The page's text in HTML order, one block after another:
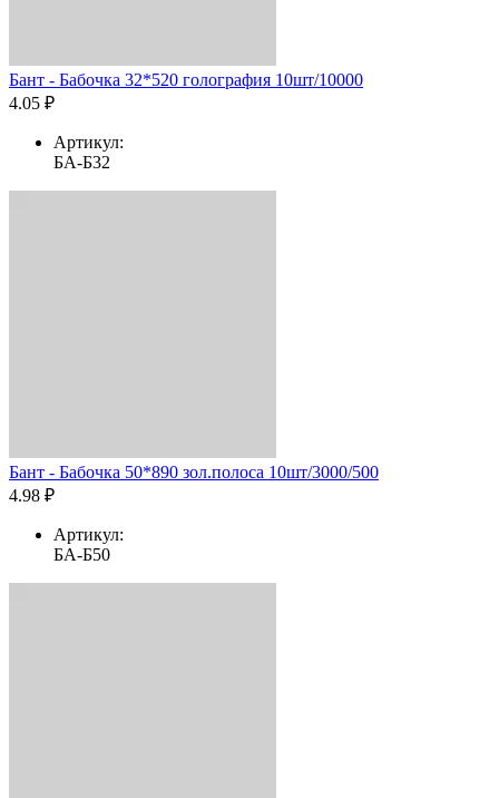
Бант - Бабочка 32*520 голография 10шт/10000
4.05 ₽
Артикул:
БА-Б32
Бант - Бабочка 50*890 зол.полоса 10шт/3000/500
4.98 ₽
Артикул:
БА-Б50